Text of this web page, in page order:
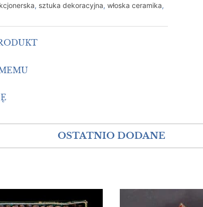
, sztuka dekoracyjna, włoska ceramika,
OSTATNIO DODANE